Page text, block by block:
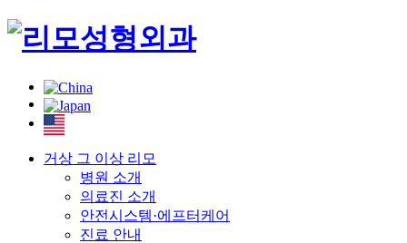
거상 그 이상 리모
병원 소개
의료진 소개
안전시스템·에프터케어
진료 안내